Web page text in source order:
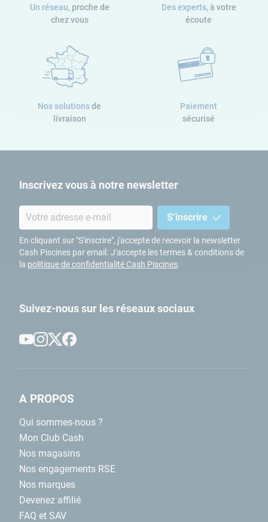
Un réseau, proche de
chez vous
Des experts, à votre
écoute
Nos solutionsde
livraison
Paiement
sécurisé
Inscrivez vous à notre newsletter
S’inscrire
En cliquant sur "S'inscrire", j'accepte de recevoir la newsletter
Cash Piscines par email. J'accepte les termes & conditions de
la politique de confidentialité Cash Piscines.
Suivez-nous sur les réseaux sociaux
A PROPOS
Qui sommes-nous ?
Mon Club Cash
Nos magasins
Nos engagements RSE
Nos marques
Devenez affilié
FAQ et SAV